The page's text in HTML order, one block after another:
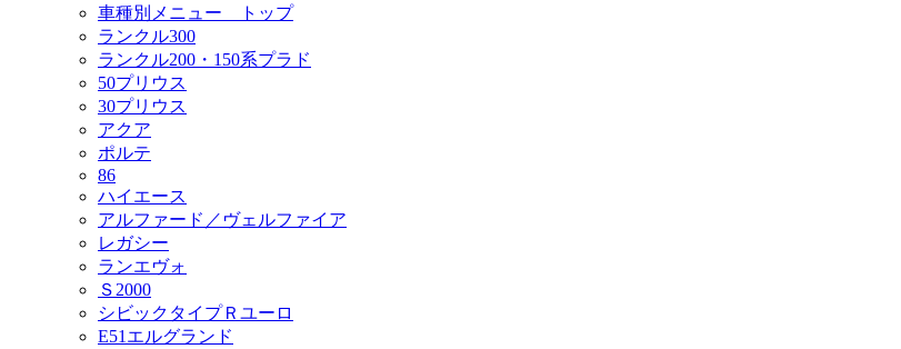
車種別メニュー トップ
ランクル300
ランクル200・150系プラド
50プリウス
30プリウス
アクア
ポルテ
86
ハイエース
アルファード／ヴェルファイア
レガシー
ランエヴォ
Ｓ2000
シビックタイプＲユーロ
E51エルグランド